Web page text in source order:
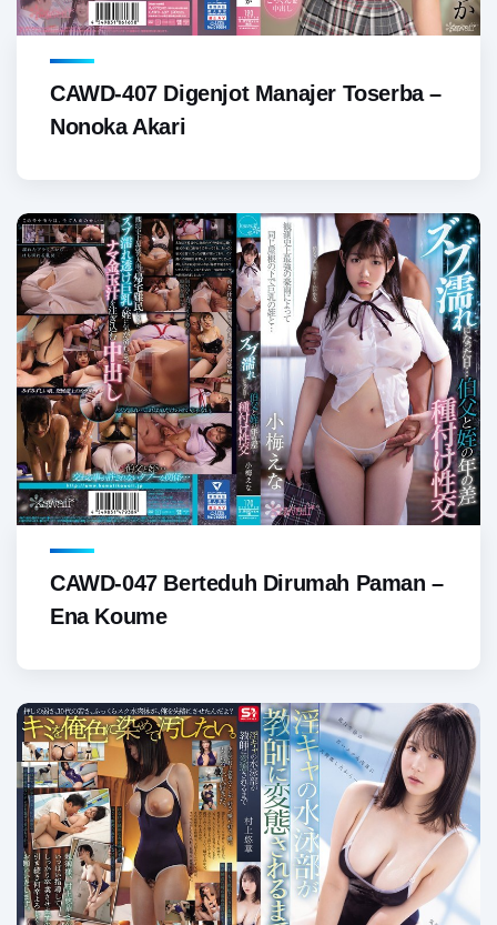
CAWD-407 Digenjot Manajer Toserba –
Nonoka Akari
CAWD-047 Berteduh Dirumah Paman –
Ena Koume